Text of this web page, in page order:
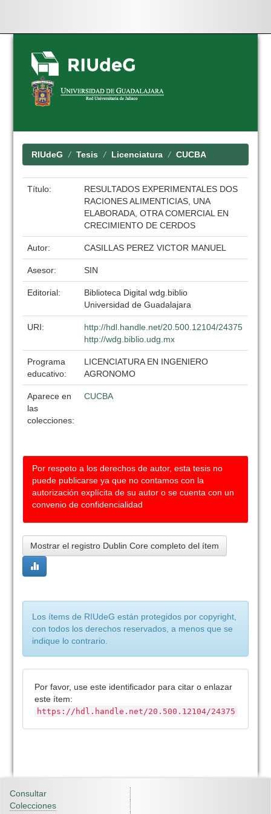
Skip
navigation
RIUdeG Tesis Licenciatura CUCBA
Título:
RESULTADOS EXPERIMENTALES DOS
RACIONES ALIMENTICIAS, UNA
ELABORADA, OTRA COMERCIAL EN
CRECIMIENTO DE CERDOS
Autor: CASILLAS PEREZ VICTOR MANUEL
Asesor: SIN
Editorial:
Biblioteca Digital wdg.biblio
Universidad de Guadalajara
URI:
http://hdl.handle.net/20.500.12104/24375
http://wdg.biblio.udg.mx
Programa
educativo:
LICENCIATURA EN INGENIERO
AGRONOMO
Aparece en
las
colecciones:
CUCBA
Por respeto a los derechos de autor, esta tesis no
puede publicarse ya que no contamos con la
autorización explícita de su autor o se cuenta con un
convenio de confidencialidad
Mostrar el registro Dublin Core completo del ítem
Los ítems de RIUdeG están protegidos por copyright,
con todos los derechos reservados, a menos que se
indique lo contrario.
Por favor, use este identificador para citar o enlazar
este ítem:
https://hdl.handle.net/20.500.12104/24375
Consultar
Colecciones